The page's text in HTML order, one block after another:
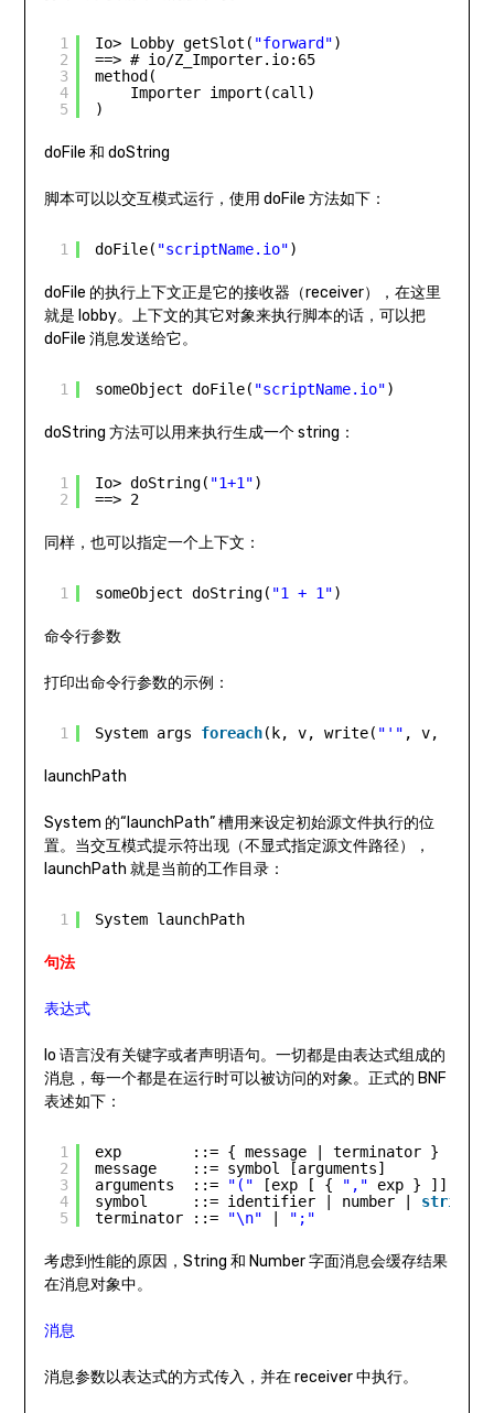
1
2
3
4
5
Io> Lobby getSlot( "forward")
==> # io/Z_Importer.io:65
method(
Importer import(call)
)
doFile 和 doString
脚本可以以交互模式运行，使用 doFile 方法如下：
1 doFile( "scriptName.io")
doFile 的执行上下文正是它的接收器（receiver），在这里
就是 lobby。上下文的其它对象来执行脚本的话，可以把
doFile 消息发送给它。
1 someObject doFile( "scriptName.io")
doString 方法可以用来执行生成一个 string：
1
2
Io> doString( "1+1")
==> 2
同样，也可以指定一个上下文：
1 someObject doString( "1 + 1")
命令行参数
打印出命令行参数的示例：
1 System args foreach(k, v, write( "'" , v,
launchPath
System 的“launchPath” 槽用来设定初始源文件执行的位
置。当交互模式提示符出现（不显式指定源文件路径），
launchPath 就是当前的工作目录：
1 System launchPath
句法
表达式
Io 语言没有关键字或者声明语句。一切都是由表达式组成的
消息，每一个都是在运行时可以被访问的对象。正式的 BNF
表述如下：
1
2
3
4
5
exp        ::= { message | terminator }
message    ::= symbol [arguments]
arguments  ::=
"(" [exp [ { "," exp } ]]
symbol     ::= identifier | number | string
terminator ::=
"\n" ";"
考虑到性能的原因，String 和 Number 字面消息会缓存结果
在消息对象中。
消息
消息参数以表达式的方式传入，并在 receiver 中执行。